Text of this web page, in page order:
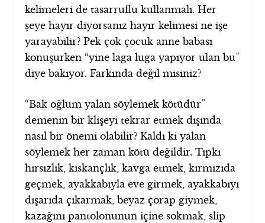
kelimeleri de tasarruflu kullanmalı. Her
şeye hayır diyorsanız hayır kelimesi ne işe
yarayabilir? Pek çok çocuk anne babası
konuşurken “yine laga luga yapıyor ulan bu”
diye bakıyor. Farkında değil misiniz?
“Bak oğlum yalan söylemek kötüdür”
demenin bir klişeyi tekrar etmek dışında
nasıl bir önemi olabilir? Kaldı ki yalan
söylemek her zaman kötü değildir. Tıpkı
hırsızlık, kıskançlık, kavga etmek, kırmızıda
geçmek, ayakkabıyla eve girmek, ayakkabıyı
dışarıda çıkarmak, beyaz çorap giymek,
kazağını pantolonunun içine sokmak, slip